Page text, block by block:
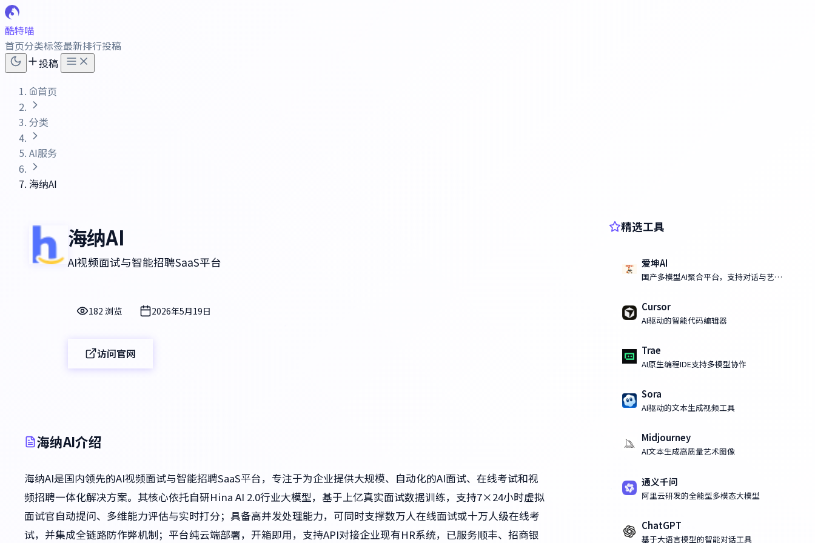
酷特喵
首页分类标签最新排行投稿
投稿
首页
分类
AI服务
海纳AI
海纳AI
AI视频面试与智能招聘SaaS平台
182 浏览 2026年5月19日
访问官网
海纳AI介绍
海纳AI是国内领先的AI视频面试与智能招聘SaaS平台，专注于为企业提供大规模、自动化的AI面试、在线考试和视
频招聘一体化解决方案。其核心依托自研Hina AI 2.0行业大模型，基于上亿真实面试数据训练，支持7×24小时虚拟
面试官自动提问、多维能力评估与实时打分；具备高并发处理能力，可同时支撑数万人在线面试或十万人级在线考
试，并集成全链路防作弊机制；平台纯云端部署，开箱即用，支持API对接企业现有HR系统，已服务顺丰、招商银
精选工具
爱坤AI
国产多模型AI聚合平台，支持对话与艺术
Cursor
AI驱动的智能代码编辑器
Trae
AI原生编程IDE支持多模型协作
Sora
AI驱动的文本生成视频工具
Midjourney
AI文本生成高质量艺术图像
通义千问
阿里云研发的全能型多模态大模型
ChatGPT
基于大语言模型的智能对话工具